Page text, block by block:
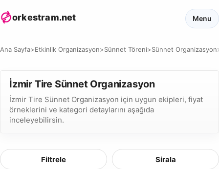
orkestram.net Menu
Ana Sayfa>Etkinlik Organizasyon>Sünnet Töreni>Sünnet Organizasyon
İzmir Tire Sünnet Organizasyon
İzmir Tire Sünnet Organizasyon için uygun ekipleri, fiyat
örneklerini ve kategori detaylarını aşağıda
inceleyebilirsin.
Filtrele Sirala